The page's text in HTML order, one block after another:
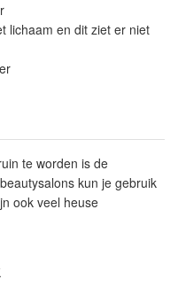
lichaam en dit ziet er niet
te worden is de
kun je gebruik
ook veel heuse